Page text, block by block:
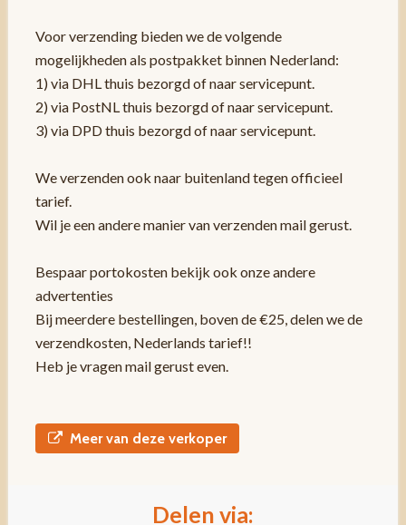
Voor verzending bieden we de volgende
mogelijkheden als postpakket binnen Nederland:
1) via DHL thuis bezorgd of naar servicepunt.
2) via PostNL thuis bezorgd of naar servicepunt.
3) via DPD thuis bezorgd of naar servicepunt.
We verzenden ook naar buitenland tegen officieel
tarief.
Wil je een andere manier van verzenden mail gerust.
Bespaar portokosten bekijk ook onze andere
advertenties
Bij meerdere bestellingen, boven de €25, delen we de
verzendkosten, Nederlands tarief!!
Heb je vragen mail gerust even.
Meer van deze verkoper
Delen via: